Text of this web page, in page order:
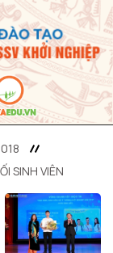
SINH VIÊN